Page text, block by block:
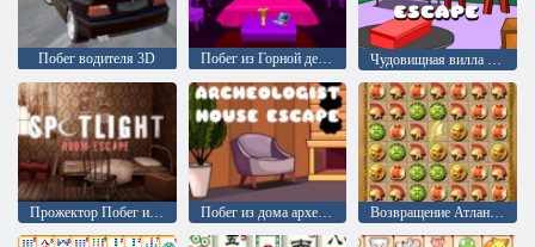
Побег водителя 3D Побег из Горной деревни Чудовищная вилла Побег
Прожектор Побег из комнаты Побег из дома археолога Возвращение Атлантиды